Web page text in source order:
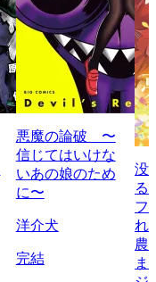
悪魔の論破 〜
信じてはいけな
いあの娘のため
に〜
洋介犬
完結
没
る
フ
れ
農
ま